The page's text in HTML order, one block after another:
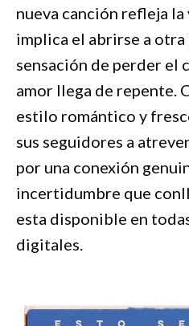
nueva canción refleja
implica el abrirse a otra
sensación de perder el
amor llega de repente.
estilo romántico y
sus seguidores a
por una conexión
incertidumbre que
esta disponible en
digitales.